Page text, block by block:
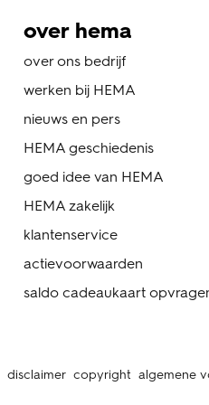
over hema
over ons bedrijf
werken bij HEMA
nieuws en pers
HEMA geschiedenis
goed idee van HEMA
HEMA zakelijk
klantenservice
actievoorwaarden
saldo cadeaukaart
disclaimer copyright algemene